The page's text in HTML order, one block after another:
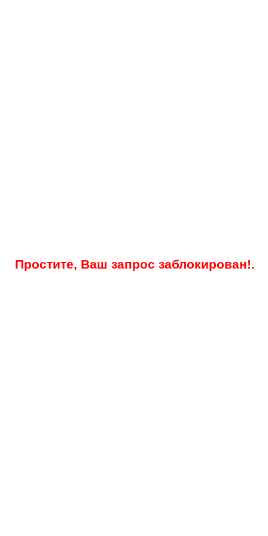
Простите, Ваш запрос заблокирован!.